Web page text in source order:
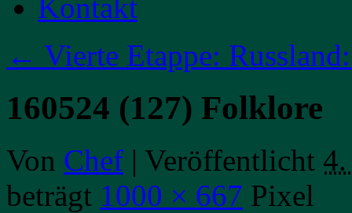
Kontakt
← Vierte Etappe:
160524 (127) Folklore
Von Chef | Veröffentlicht
beträgt 1000 × 667 Pixel